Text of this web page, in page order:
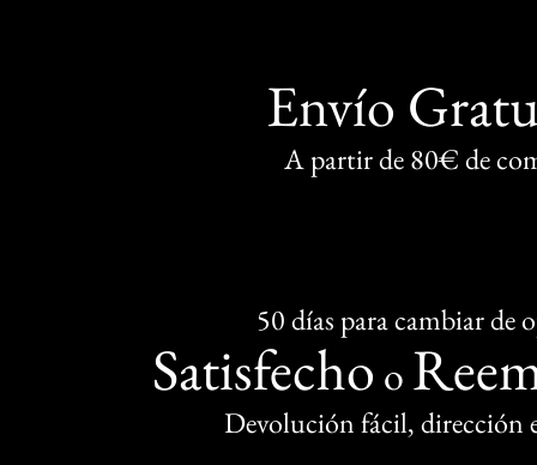
Envío
A partir de 80€ de
50 días para cambiar de
Satisfecho o
Devolución fácil, dirección